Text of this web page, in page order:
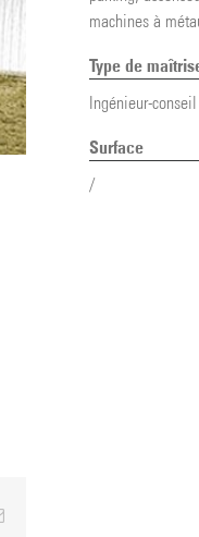
Email
machines à
Type de
Ingénieur-conseil
Surface
/